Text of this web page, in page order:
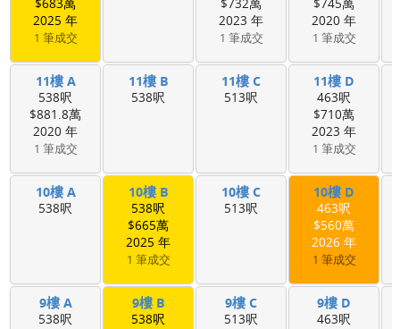
$683萬
2025 年
1 筆成交
$732萬
2023 年
1 筆成交
$745萬
2020 年
1 筆成交
11樓 A
538呎
$881.8萬
2020 年
1 筆成交
11樓 B
538呎
11樓 C
513呎
11樓 D
463呎
$710萬
2023 年
1 筆成交
10樓 A
538呎
10樓 B
538呎
$665萬
2025 年
1 筆成交
10樓 C
513呎
10樓 D
463呎
$560萬
2026 年
1 筆成交
9樓 A
538呎
9樓 B
538呎
9樓 C
513呎
9樓 D
463呎